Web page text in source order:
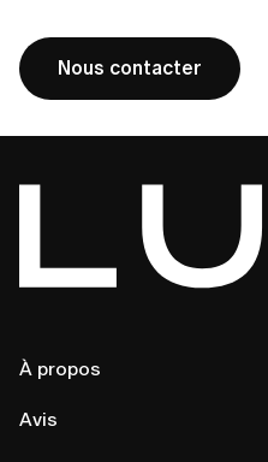
Nous contacter
À propos
Avis